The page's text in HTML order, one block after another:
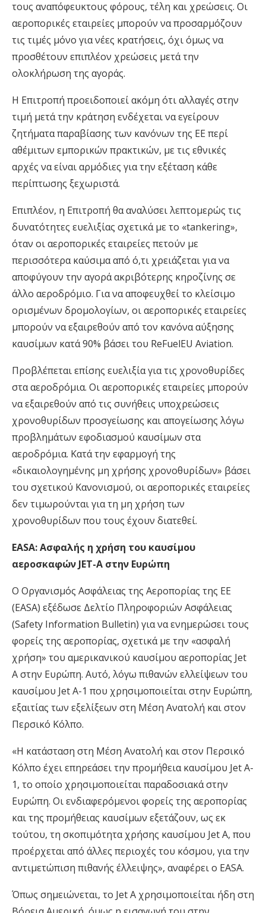
τους αναπόφευκτους φόρους, τέλη και χρεώσεις. Οι
αεροπορικές εταιρείες μπορούν να προσαρμόζουν
τις τιμές μόνο για νέες κρατήσεις, όχι όμως να
προσθέτουν επιπλέον χρεώσεις μετά την
ολοκλήρωση της αγοράς.
Η Επιτροπή προειδοποιεί ακόμη ότι αλλαγές στην
τιμή μετά την κράτηση ενδέχεται να εγείρουν
ζητήματα παραβίασης των κανόνων της ΕΕ περί
αθέμιτων εμπορικών πρακτικών, με τις εθνικές
αρχές να είναι αρμόδιες για την εξέταση κάθε
περίπτωσης ξεχωριστά.
Επιπλέον, η Επιτροπή θα αναλύσει λεπτομερώς τις
δυνατότητες ευελιξίας σχετικά με το «tankering»,
όταν οι αεροπορικές εταιρείες πετούν με
περισσότερα καύσιμα από ό,τι χρειάζεται για να
αποφύγουν την αγορά ακριβότερης κηροζίνης σε
άλλο αεροδρόμιο. Για να αποφευχθεί το κλείσιμο
ορισμένων δρομολογίων, οι αεροπορικές εταιρείες
μπορούν να εξαιρεθούν από τον κανόνα αύξησης
καυσίμων κατά 90% βάσει του ReFuelEU Aviation.
Προβλέπεται επίσης ευελιξία για τις χρονοθυρίδες
στα αεροδρόμια. Οι αεροπορικές εταιρείες μπορούν
να εξαιρεθούν από τις συνήθεις υποχρεώσεις
χρονοθυρίδων προσγείωσης και απογείωσης λόγω
προβλημάτων εφοδιασμού καυσίμων στα
αεροδρόμια. Κατά την εφαρμογή της
«δικαιολογημένης μη χρήσης χρονοθυρίδων» βάσει
του σχετικού Κανονισμού, οι αεροπορικές εταιρείες
δεν τιμωρούνται για τη μη χρήση των
χρονοθυρίδων που τους έχουν διατεθεί.
EASA: Ασφαλής η χρήση του καυσίμου
αεροσκαφών JET-A στην Ευρώπη
Ο Οργανισμός Ασφάλειας της Αεροπορίας της ΕΕ
(EASA) εξέδωσε Δελτίο Πληροφοριών Ασφάλειας
(Safety Information Bulletin) για να ενημερώσει τους
φορείς της αεροπορίας, σχετικά με την «ασφαλή
χρήση» του αμερικανικού καυσίμου αεροπορίας Jet
A στην Ευρώπη. Αυτό, λόγω πιθανών ελλείψεων του
καυσίμου Jet A-1 που χρησιμοποιείται στην Ευρώπη,
εξαιτίας των εξελίξεων στη Μέση Ανατολή και στον
Περσικό Κόλπο.
«Η κατάσταση στη Μέση Ανατολή και στον Περσικό
Κόλπο έχει επηρεάσει την προμήθεια καυσίμου Jet A-
1, το οποίο χρησιμοποιείται παραδοσιακά στην
Ευρώπη. Οι ενδιαφερόμενοι φορείς της αεροπορίας
και της προμήθειας καυσίμων εξετάζουν, ως εκ
τούτου, τη σκοπιμότητα χρήσης καυσίμου Jet A, που
προέρχεται από άλλες περιοχές του κόσμου, για την
αντιμετώπιση πιθανής έλλειψης», αναφέρει ο EASA.
Όπως σημειώνεται, το Jet A χρησιμοποιείται ήδη στη